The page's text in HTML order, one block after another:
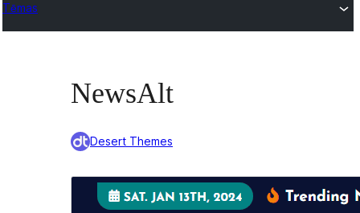
Tēmas
NewsAlt
Desert Themes